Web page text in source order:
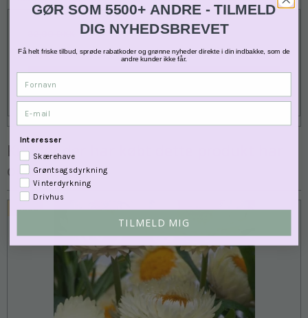
19,00 DKK
Kunder der har købt dette produkt har
også købt
Tilbud
GØR SOM 5500+ ANDRE - TILMELD
DIG NYHEDSBREVET
Få helt friske tilbud, sprøde rabatkoder og grønne nyheder direkte i din indbakke, som de
andre kunder ikke får.
Interesser
Skærehave
Grøntsagsdyrkning
Vinterdyrkning
Drivhus
TILMELD MIG